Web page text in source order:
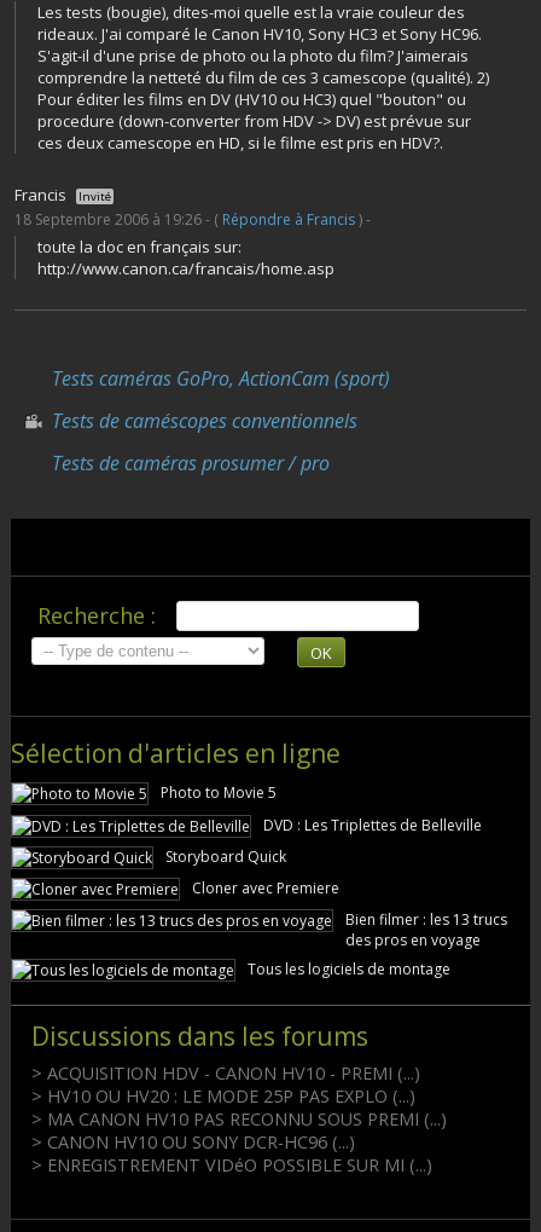
Les tests (bougie), dites-moi quelle est la vraie couleur des
rideaux. J'ai comparé le Canon HV10, Sony HC3 et Sony HC96.
S'agit-il d'une prise de photo ou la photo du film? J'aimerais
comprendre la netteté du film de ces 3 camescope (qualité). 2)
Pour éditer les films en DV (HV10 ou HC3) quel "bouton" ou
procedure (down-converter from HDV -> DV) est prévue sur
ces deux camescope en HD, si le filme est pris en HDV?.
Francis Invité
18 Septembre 2006 à 19:26 - ( Répondre à Francis) -
toute la doc en français sur:
http://www.canon.ca/francais/home.asp
Tests caméras GoPro, ActionCam (sport)
Tests de caméscopes conventionnels
Tests de caméras prosumer / pro
Recherche :
OK
Sélection d'articles en ligne
Photo to Movie 5
DVD : Les Triplettes de Belleville
Storyboard Quick
Cloner avec Premiere
Bien filmer : les 13 trucs
des pros en voyage
Tous les logiciels de montage
Discussions dans les forums
> ACQUISITION HDV - CANON HV10 - PREMI (...)
> HV10 OU HV20 : LE MODE 25P PAS EXPLO (...)
> MA CANON HV10 PAS RECONNU SOUS PREMI (...)
> CANON HV10 OU SONY DCR-HC96 (...)
> ENREGISTREMENT VIDéO POSSIBLE SUR MI (...)